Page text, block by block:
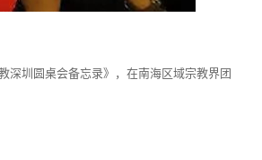
深圳圆桌会备忘录》，在南海区域宗教界团